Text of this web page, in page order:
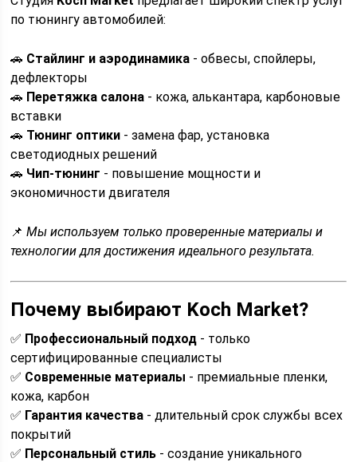
по тюнингу автомобилей:
🚗 Стайлинг и аэродинамика - обвесы, спойлеры,
дефлекторы
🚗 Перетяжка салона - кожа, алькантара, карбоновые
вставки
🚗 Тюнинг оптики - замена фар, установка
светодиодных решений
🚗 Чип-тюнинг - повышение мощности и
экономичности двигателя
📌Мы используем только проверенные материалы и
технологии для достижения идеального результата.
Почему выбирают Koch Market?
✅ Профессиональный подход - только
сертифицированные специалисты
✅ Современные материалы - премиальные пленки,
кожа, карбон
✅ Гарантия качества - длительный срок службы всех
покрытий
✅ Персональный стиль - создание уникального